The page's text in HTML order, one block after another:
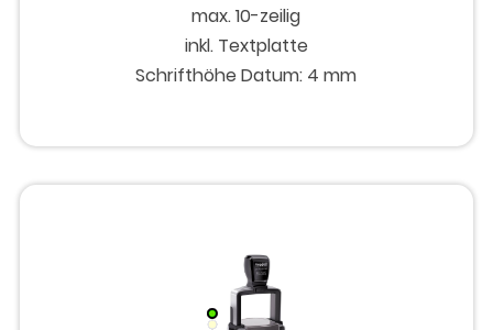
max. 10-zeilig
inkl. Textplatte
Schrifthöhe Datum: 4 mm